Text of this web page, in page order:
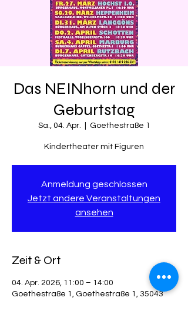
Das NEINhorn und der
Geburtstag
Sa., 04. Apr. Goethestraße 1
Kindertheater mit Figuren
Anmeldung geschlossen
Jetzt andere Veranstaltungen
ansehen
Zeit & Ort
04. Apr. 2026, 11:00 – 14:00
Goethestraße 1, Goethestraße 1, 35043